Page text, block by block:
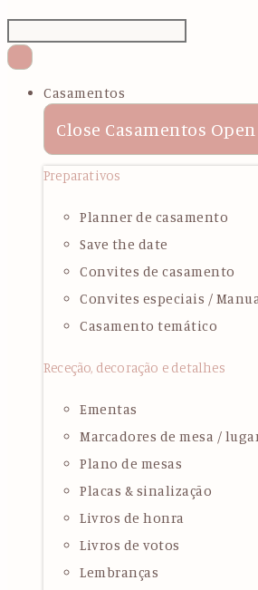
Casamentos
Close Casamentos
Preparativos
Planner de casamento
Save the date
Convites de casamento
Convites especiais /
Casamento temático
Receção, decoração e detalhes
Ementas
Marcadores de mesa /
Plano de mesas
Placas & sinalização
Livros de honra
Livros de votos
Lembranças